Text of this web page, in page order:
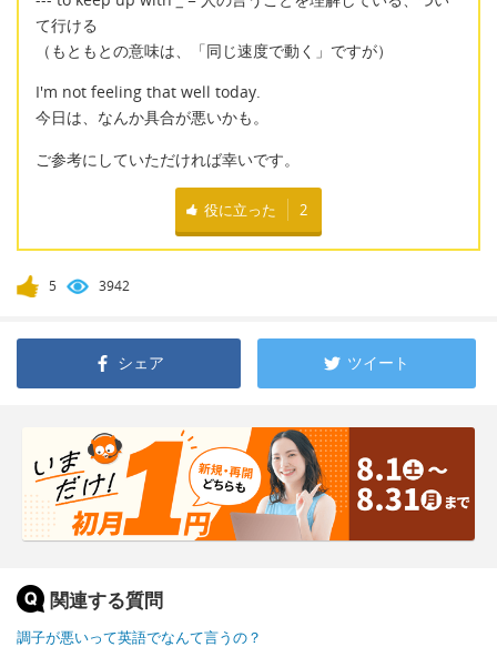
て行ける
（もともとの意味は、「同じ速度で動く」ですが）
I'm not feeling that well today.
今日は、なんか具合が悪いかも。
ご参考にしていただければ幸いです。
役に立った 2
5 3942
シェア ツイート
関連する質問
調子が悪いって英語でなんて言うの？